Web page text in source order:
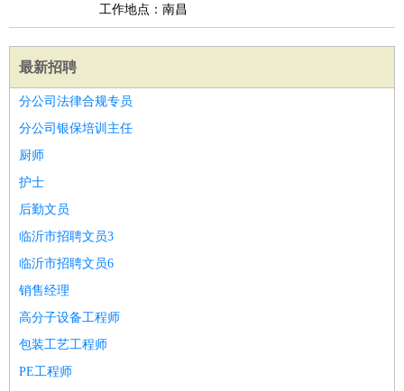
工作地点：南昌
最新招聘
分公司法律合规专员
分公司银保培训主任
厨师
护士
后勤文员
临沂市招聘文员3
临沂市招聘文员6
销售经理
高分子设备工程师
包装工艺工程师
PE工程师